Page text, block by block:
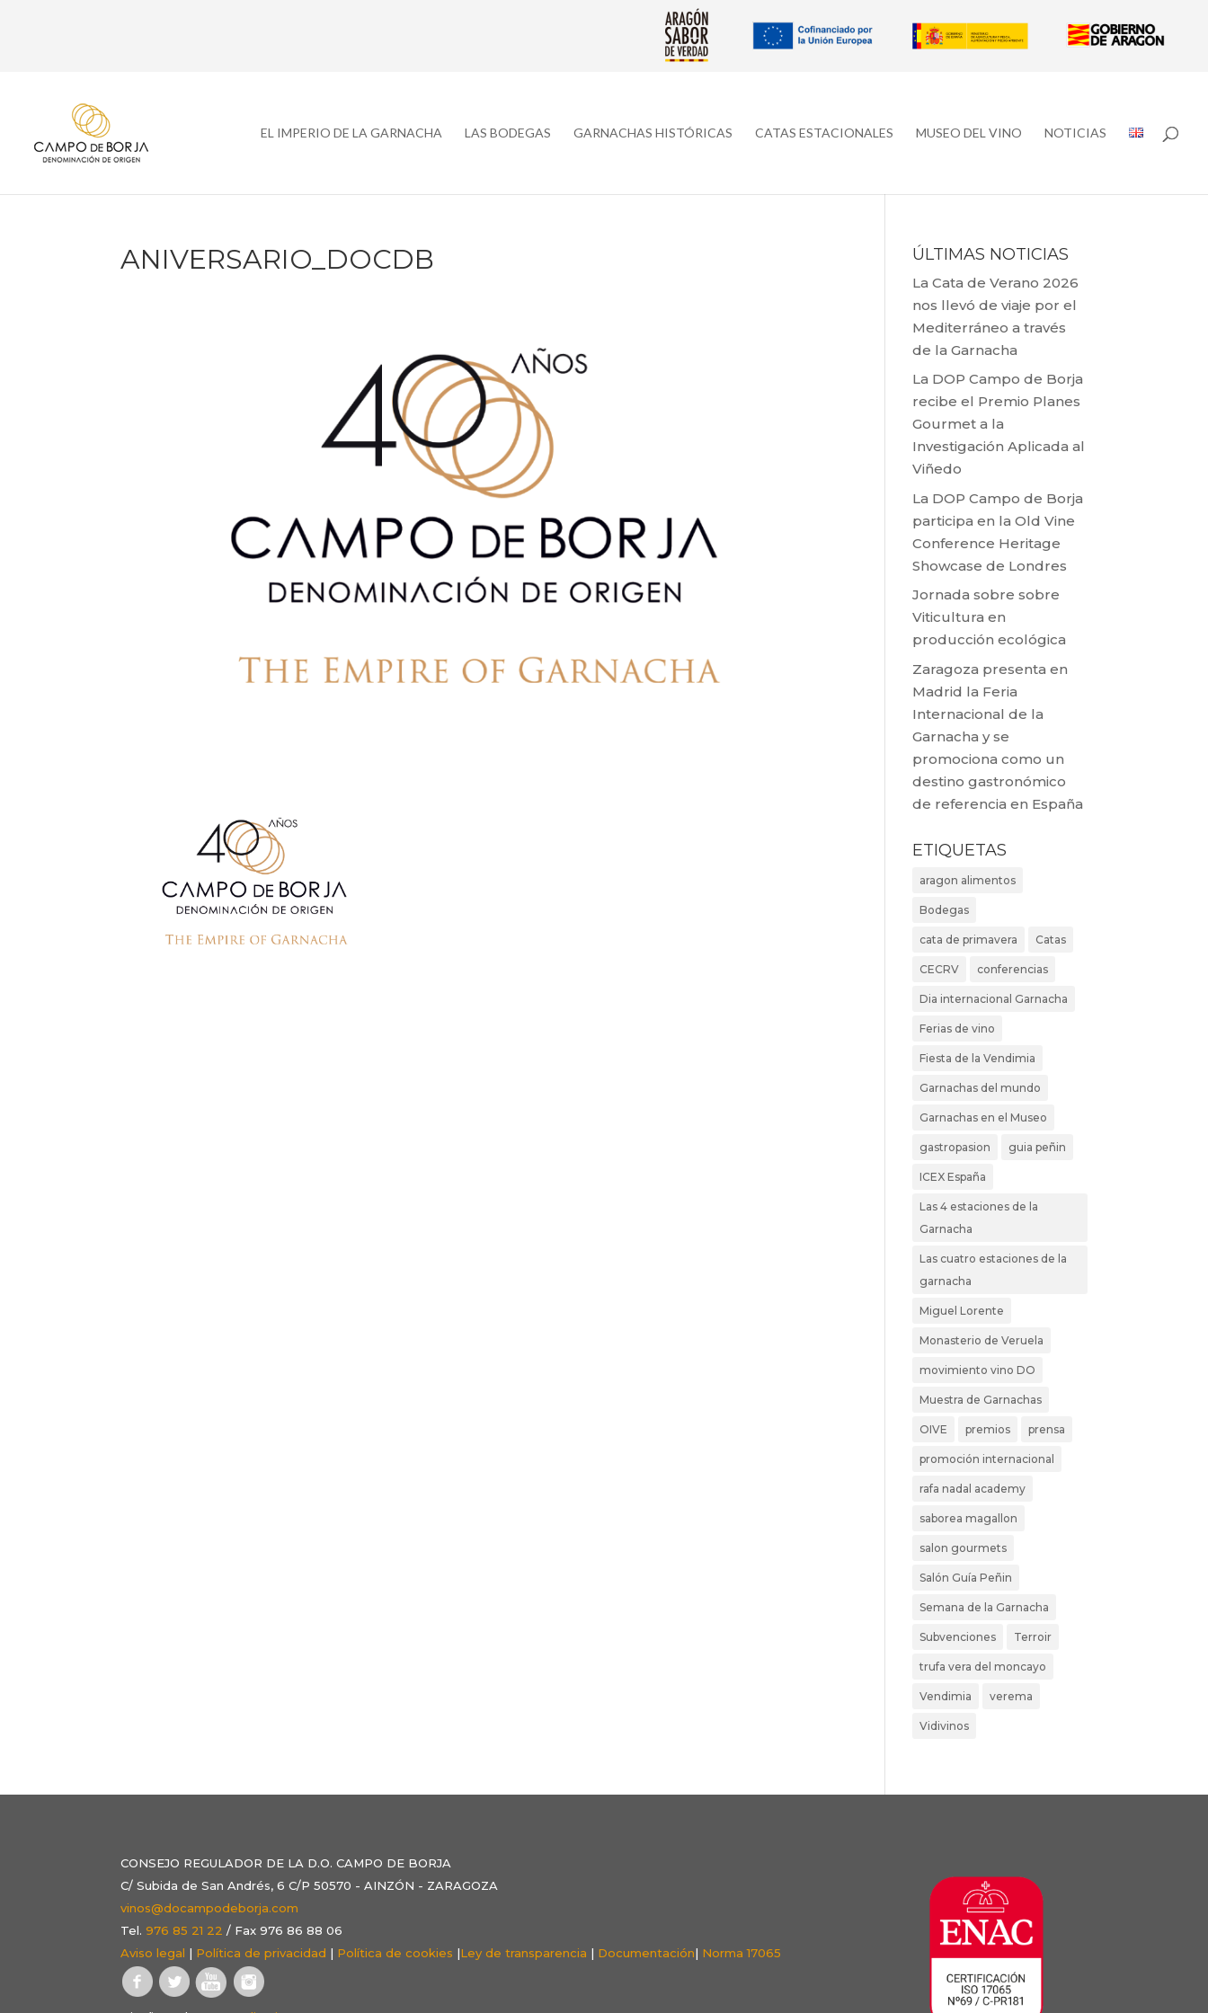
EL IMPERIO DE LA GARNACHA LAS BODEGAS GARNACHAS HISTÓRICAS CATAS ESTACIONALES MUSEO DEL VINO NOTICIAS
ANIVERSARIO_DOCDB ÚLTIMAS NOTICIAS
La Cata de Verano 2026
nos llevó de viaje por el
Mediterráneo a través
de la Garnacha
La DOP Campo de Borja
recibe el Premio Planes
Gourmet a la
Investigación Aplicada al
Viñedo
La DOP Campo de Borja
participa en la Old Vine
Conference Heritage
Showcase de Londres
Jornada sobre sobre
Viticultura en
producción ecológica
Zaragoza presenta en
Madrid la Feria
Internacional de la
Garnacha y se
promociona como un
destino gastronómico
de referencia en España
ETIQUETAS
aragon alimentos
Bodegas
cata de primavera Catas
CECRV conferencias
Dia internacional Garnacha
Ferias de vino
Fiesta de la Vendimia
Garnachas del mundo
Garnachas en el Museo
gastropasion guia peñin
ICEX España
Las 4 estaciones de la
Garnacha
Las cuatro estaciones de la
garnacha
Miguel Lorente
Monasterio de Veruela
movimiento vino DO
Muestra de Garnachas
OIVE premios prensa
promoción internacional
rafa nadal academy
saborea magallon
salon gourmets
Salón Guía Peñin
Semana de la Garnacha
Subvenciones Terroir
trufa vera del moncayo
Vendimia verema
Vidivinos
CONSEJO REGULADOR DE LA D.O. CAMPO DE BORJA
C/ Subida de San Andrés, 6 C/P 50570 - AINZÓN - ZARAGOZA
vinos@docampodeborja.com
Tel.976 85 21 22 / Fax 976 86 88 06
Aviso legal | Política de privacidad | Política de cookies |Ley de transparencia | Documentación| Norma 17065